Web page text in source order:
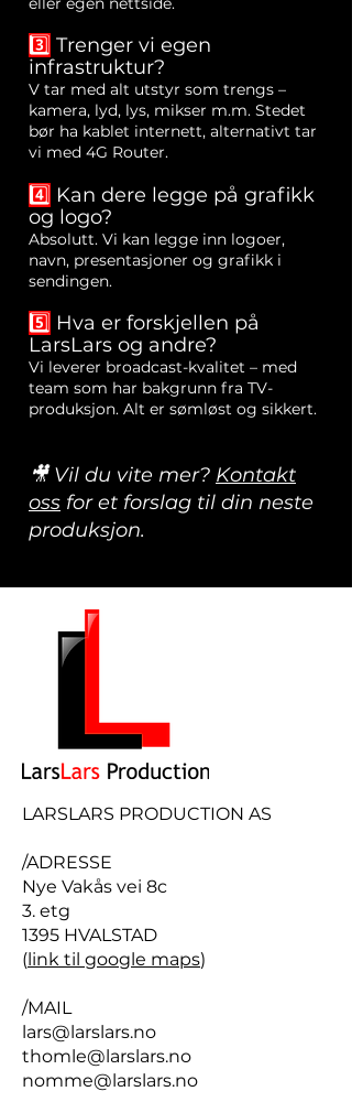
3️⃣ Trenger vi egen
infrastruktur?
V tar med alt utstyr som trengs –
kamera, lyd, lys, mikser m.m. Stedet
bør ha kablet internett, alternativt tar
vi med 4G Router.
4️⃣ Kan dere legge på grafikk
og logo?
Absolutt. Vi kan legge inn logoer,
navn, presentasjoner og grafikk i
sendingen.
5️⃣ Hva er forskjellen på
LarsLars og andre?
Vi leverer broadcast-kvalitet – med
team som har bakgrunn fra TV-
produksjon. Alt er sømløst og sikkert.
🎥 Vil du vite mer? Kontakt
oss for et forslag til din neste
produksjon.
LARSLARS PRODUCTION AS
/ADRESSE
Nye Vakås vei 8c
3. etg​
1395 HVALSTAD
(link til google maps)
/MAIL
lars@larslars.no
thomle@larslars.no
nomme@larslars.no